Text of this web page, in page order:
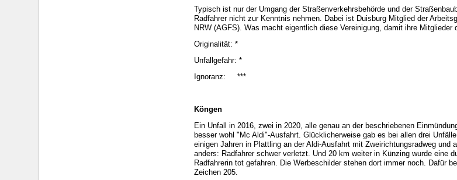
Typisch ist nur der Umgang der Straßenverkehrsbehörde und der
Radfahrer nicht zur Kenntnis nehmen. Dabei ist Duisburg Mitglied der
NRW (AGFS). Was macht eigentlich diese Vereinigung, damit ihre Mitglieder
Originalität: *
Unfallgefahr: *
Ignoranz: ***
Köngen
Ein Unfall in 2016, zwei in 2020, alle genau an der beschriebenen
besser wohl "Mc Aldi"-Ausfahrt. Glücklicherweise gab es bei allen drei
einigen Jahren in Plattling an der Aldi-Ausfahrt mit Zweirichtungsradweg und
anders: Radfahrer schwer verletzt. Und 20 km weiter in Künzing wurde eine
Radfahrerin tot gefahren. Die Werbeschilder stehen dort immer noch. Dafür
Zeichen 205.